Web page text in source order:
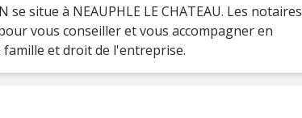
situe à NEAUPHLE LE CHATEAU. Les notaires
vous conseiller et vous accompagner en
et droit de l'entreprise.